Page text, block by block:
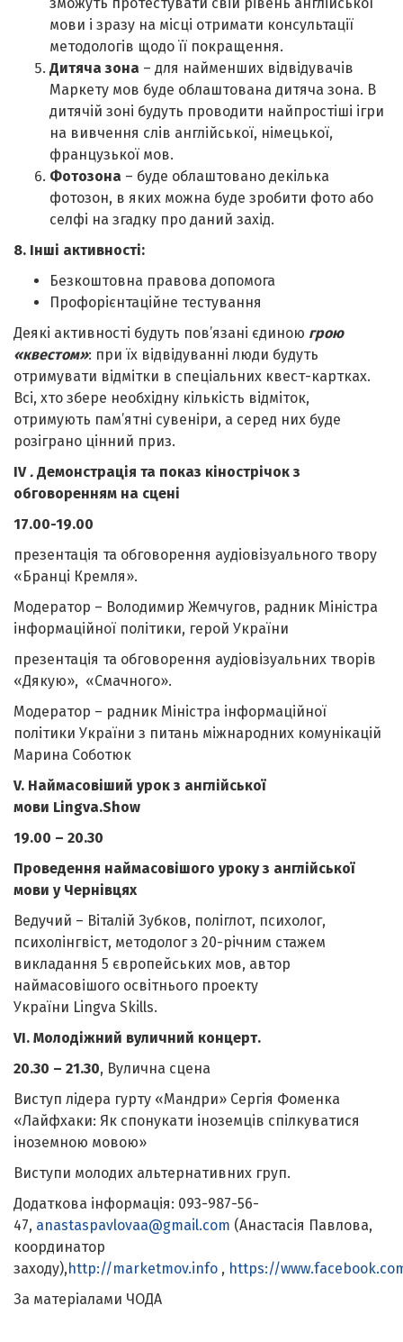
мови і зразу на місці отримати консультації
методологів щодо її покращення.
Дитяча зона – для найменших відвідувачів
Маркету мов буде облаштована дитяча зона. В
дитячій зоні будуть проводити найпростіші ігри
на вивчення слів англійської, німецької,
французької мов.
Фотозона – буде облаштовано декілька
фотозон, в яких можна буде зробити фото або
селфі на згадку про даний захід.
8. Інші активності:
Безкоштовна правова допомога
Профорієнтаційне тестування
Деякі активності будуть пов’язані єдиною грою
«квестом»: при їх відвідуванні люди будуть
отримувати відмітки в спеціальних квест-картках.
Всі, хто збере необхідну кількість відміток,
отримують пам’ятні сувеніри, а серед них буде
розіграно цінний приз.
IV . Демонстрація та показ кінострічок з
обговоренням на сцені
17.00-19.00
презентація та обговорення аудіовізуального твору
«Бранці Кремля».
Модератор – Володимир Жемчугов, радник Міністра
інформаційної політики, герой України
презентація та обговорення аудіовізуальних творів
«Дякую», «Смачного».
Модератор – радник Міністра інформаційної
політики України з питань міжнародних комунікацій
Марина Соботюк
V. Наймасовіший урок з англійської
мови Lingva.Show
19.00 – 20.30
Проведення наймасовішого уроку з англійської
мови у Чернівцях
Ведучий – Віталій Зубков, поліглот, психолог,
психолінгвіст, методолог з 20-річним стажем
викладання 5 європейських мов, автор
наймасовішого освітнього проекту
України Lingva Skills.
VI. Молодіжний вуличний концерт.
20.30 – 21.30, Вулична сцена
Виступ лідера гурту «Мандри» Сергія Фоменка
«Лайфхаки: Як спонукати іноземців спілкуватися
іноземною мовою»
Виступи молодих альтернативних груп.
Додаткова інформація: 093-987-56-
47, anastaspavlovaa@gmail.com (Анастасія Павлова,
координатор
заходу),http://marketmov.info , https://
За матеріалами ЧОДА